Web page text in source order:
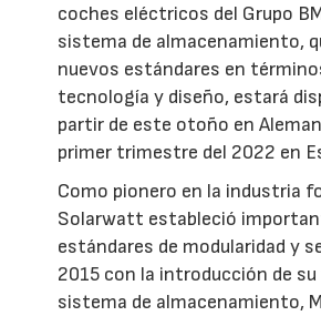
coches eléctricos del Grupo
sistema de almacenamiento,
nuevos estándares en
tecnología y diseño, estará
partir de este otoño en
primer trimestre del 2022 en
Como pionero en la industria
Solarwatt estableció
estándares de modularidad y
2015 con la introducción de su
sistema de almacenamiento,